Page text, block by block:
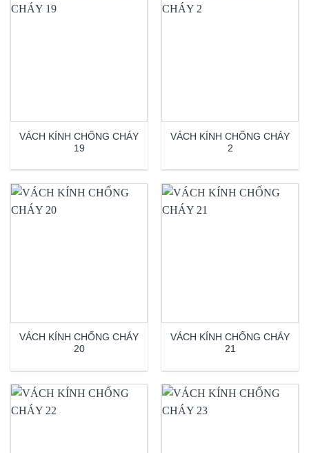
VÁCH KÍNH CHỐNG CHÁY
19
VÁCH KÍNH CHỐNG CHÁY
2
VÁCH KÍNH CHỐNG CHÁY
20
VÁCH KÍNH CHỐNG CHÁY
21